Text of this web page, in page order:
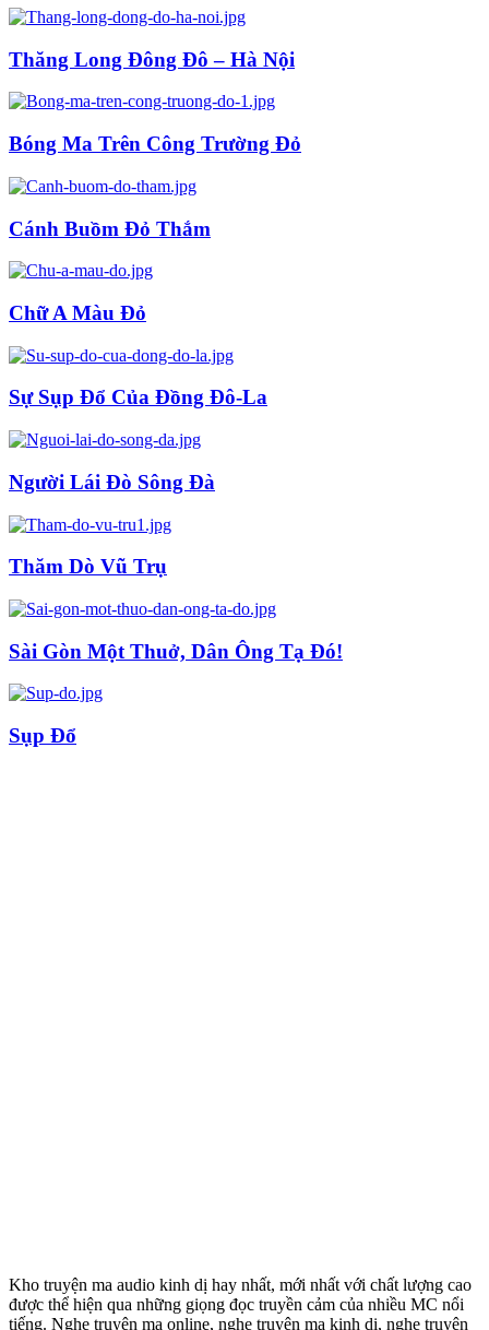
Thăng Long Đông Đô – Hà Nội
Bóng Ma Trên Công Trường Đỏ
Cánh Buồm Đỏ Thắm
Chữ A Màu Đỏ
Sự Sụp Đổ Của Đồng Đô-La
Người Lái Đò Sông Đà
Thăm Dò Vũ Trụ
Sài Gòn Một Thuở, Dân Ông Tạ Đó!
Sụp Đổ
Kho truyện ma audio kinh dị hay nhất, mới nhất với chất lượng cao
được thể hiện qua những giọng đọc truyền cảm của nhiều MC nổi
tiếng. Nghe truyện ma online, nghe truyện ma kinh di, nghe truyện